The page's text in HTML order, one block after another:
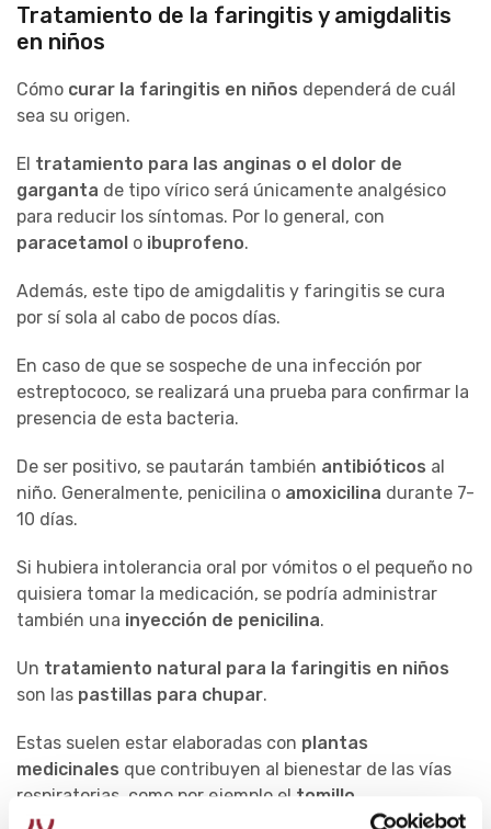
Tratamiento de la faringitis y amigdalitis
en niños
Cómo curar la faringitis en niños dependerá de cuál
sea su origen.
El tratamiento para las anginas o el dolor de
garganta de tipo vírico será únicamente analgésico
para reducir los síntomas. Por lo general, con
paracetamol o ibuprofeno.
Además, este tipo de amigdalitis y faringitis se cura
por sí sola al cabo de pocos días.
En caso de que se sospeche de una infección por
estreptococo, se realizará una prueba para confirmar la
presencia de esta bacteria.
De ser positivo, se pautarán también antibióticos al
niño. Generalmente, penicilina o amoxicilina durante 7-
10 días.
Si hubiera intolerancia oral por vómitos o el pequeño no
quisiera tomar la medicación, se podría administrar
también una inyección de penicilina.
Un tratamiento natural para la faringitis en niños
son las pastillas para chupar.
Estas suelen estar elaboradas con plantas
medicinales que contribuyen al bienestar de las vías
respiratorias, como por ejemplo el tomillo